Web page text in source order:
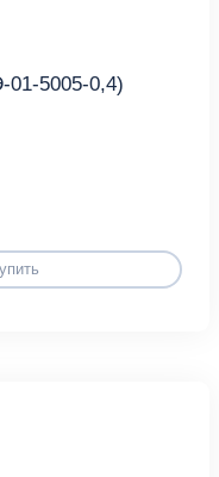
5005-0,4)